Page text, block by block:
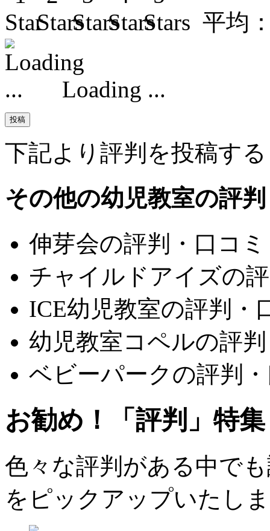
平均
Loading ...
下記より評判を投稿する
その他の幼児教室の評判
伸芽会の評判・口コミ
チャイルドアイズの
ICE幼児教室の評判・
幼児教室コペルの評
ベビーパークの評判
お勧め！「評判」特集
色々な評判がある中で
をピックアップいたし